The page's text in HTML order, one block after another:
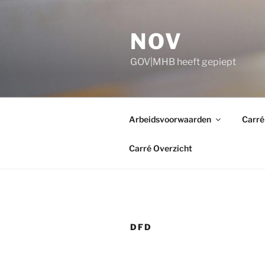
NOV
GOV|MHB heeft gepiept
Arbeidsvoorwaarden Carré
Carré Overzicht
DFD